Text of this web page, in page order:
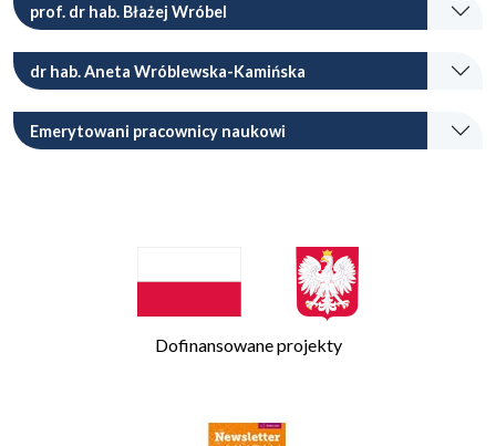
prof. dr hab. Błażej Wróbel
dr hab. Aneta Wróblewska-Kamińska
Emerytowani pracownicy naukowi
Dofinansowane projekty